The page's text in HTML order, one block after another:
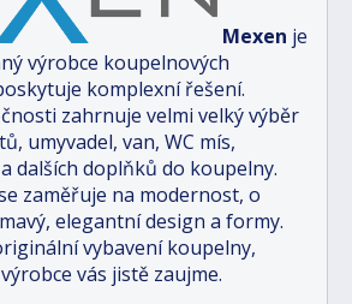
Mexen je
výrobce koupelnových
komplexní řešení.
zahrnuje velmi velký výběr
umyvadel, van, WC mís,
dalších doplňků do koupelny.
zaměřuje na modernost, o
elegantní design a formy.
vybavení koupelny,
vás jistě zaujme.